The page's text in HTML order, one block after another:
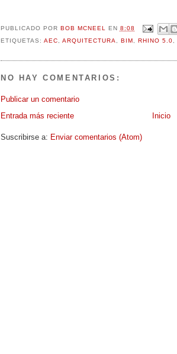
PUBLICADO POR BOB MCNEEL EN 8:08
ETIQUETAS: AEC, ARQUITECTURA, BIM , RHINO 5.0,
NO HAY COMENTARIOS:
Publicar un comentario
Entrada más reciente
Inicio
Suscribirse a: Enviar comentarios (Atom)